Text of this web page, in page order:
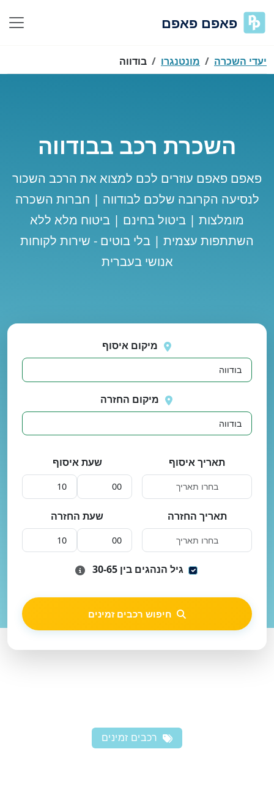
פאפם פאפם
יעדי השכרה מונטנגרו בודווה
השכרת רכב בבודווה
פאפם פאפם עוזרים לכם למצוא את הרכב השכור
לנסיעה הקרובה שלכם לבודווה | חברות השכרה
מומלצות | ביטול בחינם | ביטוח מלא ללא
השתתפות עצמית | בלי בוטים - שירות לקוחות
אנושי בעברית
שוב
מיקום איסוף
מיקום החזרה
תאריך איסוף שעת איסוף
תאריך החזרה שעת החזרה
גיל הנהגים בין 30-65
חיפוש רכבים זמינים
רכבים זמינים